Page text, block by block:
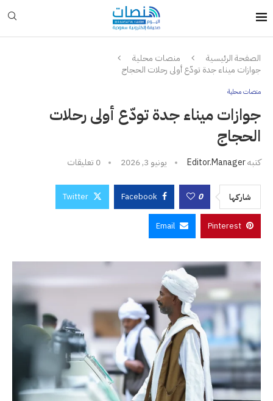
الصفحة الرئيسية
منصات محلية
جوازات ميناء جدة تودّع أولى رحلات الحجاج
منصات محلية
جوازات ميناء جدة تودّع أولى رحلات
الحجاج
كتبهEditor.manager يونيو 3, 2026 0 تعليقات
شاركها 0
Facebook
Twitter
Pinterest
Email